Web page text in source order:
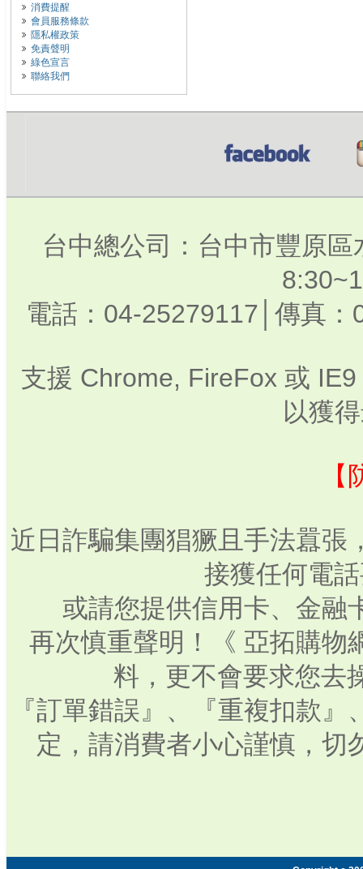
消費提醒
會員服務條款
隱私權政策
免責聲明
綠色宣言
聯絡我們
台中總公司：台中市豐原
電話：04-25279117│傳真
支援 Chrome, FireFox 或
以獲
近日詐騙集團猖獗且手法囂張
接獲任何電
或請您提供信用卡、金融
再次慎重聲明！《 亞拓購物
料，更不會要求您去
『訂單錯誤』、『重複扣款
定，請消費者小心謹慎，切